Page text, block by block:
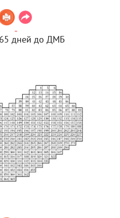
дней до ДМБ